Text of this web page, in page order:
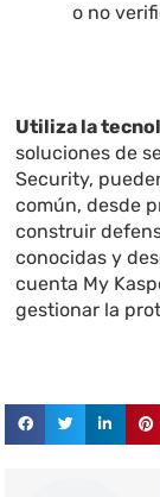
o no
Utiliza la
soluciones de
Security,
común, desde
construir
conocidas y
cuenta My
gestionar la